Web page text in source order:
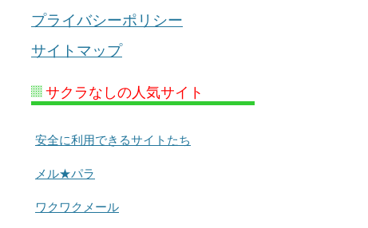
プライバシーポリシー
サイトマップ
サクラなしの人気サイト
安全に利用できるサイトたち
メル★パラ
ワクワクメール